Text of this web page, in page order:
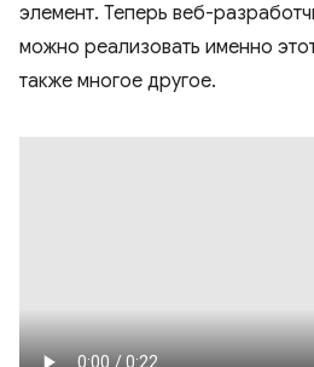
элемент. Теперь веб-
можно реализовать именно
также многое другое.